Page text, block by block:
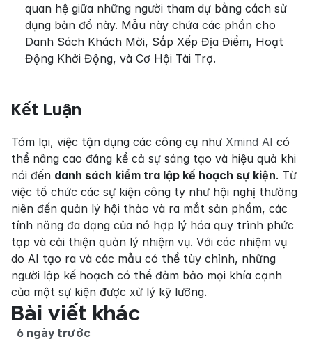
quan hệ giữa những người tham dự bằng cách sử
dụng bản đồ này. Mẫu này chứa các phần cho
Danh Sách Khách Mời, Sắp Xếp Địa Điểm, Hoạt
Động Khởi Động, và Cơ Hội Tài Trợ.
Kết Luận
Tóm lại, việc tận dụng các công cụ như Xmind AI có
thể nâng cao đáng kể cả sự sáng tạo và hiệu quả khi
nói đến danh sách kiểm tra lập kế hoạch sự kiện. Từ
việc tổ chức các sự kiện công ty như hội nghị thường
niên đến quản lý hội thảo và ra mắt sản phẩm, các
tính năng đa dạng của nó hợp lý hóa quy trình phức
tạp và cải thiện quản lý nhiệm vụ. Với các nhiệm vụ
do AI tạo ra và các mẫu có thể tùy chỉnh, những
người lập kế hoạch có thể đảm bảo mọi khía cạnh
của một sự kiện được xử lý kỹ lưỡng.
Bài viết khác
6 ngày trước